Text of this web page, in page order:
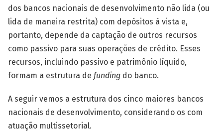
dos bancos nacionais de desenvolvimento não lida (ou
lida de maneira restrita) com depósitos à vista e,
portanto, depende da captação de outros recursos
como passivo para suas operações de crédito. Esses
recursos, incluindo passivo e patrimônio líquido,
formam a estrutura de funding do banco.
A seguir vemos a estrutura dos cinco maiores bancos
nacionais de desenvolvimento, considerando os com
atuação multissetorial.